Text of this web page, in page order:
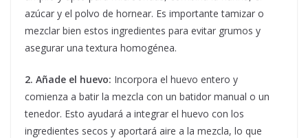
azúcar y el polvo de hornear. Es importante tamizar o
mezclar bien estos ingredientes para evitar grumos y
asegurar una textura homogénea.
2. Añade el huevo: Incorpora el huevo entero y
comienza a batir la mezcla con un batidor manual o un
tenedor. Esto ayudará a integrar el huevo con los
ingredientes secos y aportará aire a la mezcla, lo que